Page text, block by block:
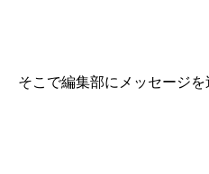
そこで編集部にメッセージを